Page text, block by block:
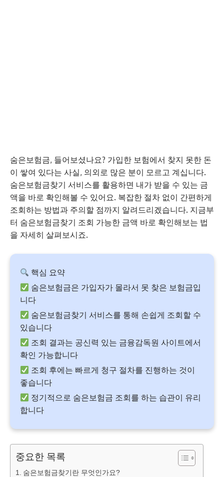
숨은보험금, 들어보셨나요? 가입한 보험에서 찾지 못한 돈
이 쌓여 있다는 사실, 의외로 많은 분이 모르고 계십니다.
숨은보험금찾기 서비스를 활용하면 내가 받을 수 있는 금
액을 바로 확인해볼 수 있어요. 복잡한 절차 없이 간편하게
조회하는 방법과 주의할 점까지 알려드리겠습니다. 지금부
터 숨은보험금찾기 조회 가능한 금액 바로 확인해보는 법
을 자세히 살펴보시죠.
핵심 요약
숨은보험금은 가입자가 몰라서 못 찾은 보험금입
니다
숨은보험금찾기 서비스를 통해 손쉽게 조회할 수
있습니다
조회 결과는 공신력 있는 금융감독원 사이트에서
확인 가능합니다
조회 후에는 빠르게 청구 절차를 진행하는 것이
좋습니다
정기적으로 숨은보험금 조회를 하는 습관이 유리
합니다
중요한 목록
숨은보험금찾기란 무엇인가요?